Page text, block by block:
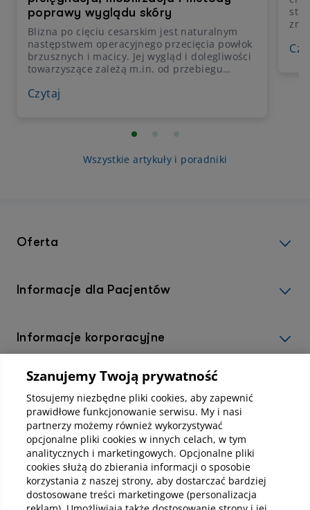
poprawy wyglądu skóry
Blizna po cięciu cesarskim jest naturalnym
następstwem operacyjnego przecięcia powłok
brzusznych i macicy. Jej wygląd i dolegliwości
towarzyszące zależą m.in. od przebiegu
techniki operacyjnej oraz późniejszej
rekonwalescencji? Na czym polega
procedury z zakresu dermatologii estetycznej?
O tym w artykule.
Czytaj
Wszystkie artykuły i poradniki
Oferta
Informacje dla Pacjentów
Informacje korporacyjne
Kup abonamenty online
Kup online
Pobierz aplikację mobilną
Szanujemy Twoją prywatność
Stosujemy niezbędne pliki cookies, aby zapewnić
prawidłowe funkcjonowanie serwisu. My i nasi
partnerzy możemy również wykorzystywać
opcjonalne pliki cookies w innych celach, w tym
analitycznych i marketingowych. Opcjonalne pliki
cookies służą do zbierania informacji o sposobie
korzystania z naszej strony, aby dostarczać bardziej
dostosowane treści marketingowe (personalizacja